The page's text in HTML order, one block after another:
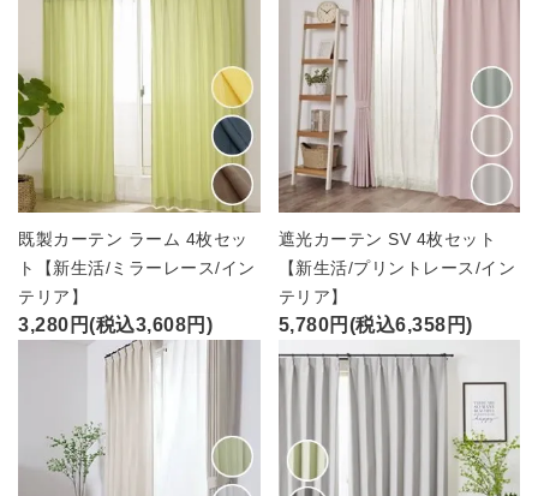
既製カーテン ラーム 4枚セッ
ト【新生活/ミラーレース/イン
テリア】
3,280円(税込3,608円)
遮光カーテン SV 4枚セット
【新生活/プリントレース/イン
テリア】
5,780円(税込6,358円)